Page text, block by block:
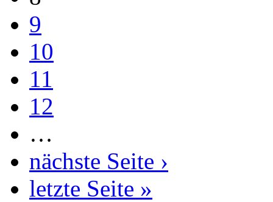
9
10
11
12
…
nächste Seite ›
letzte Seite »